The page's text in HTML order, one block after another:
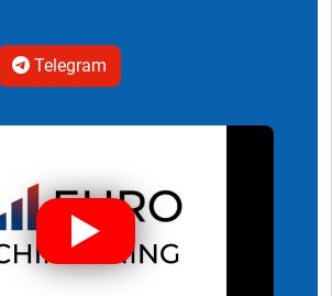
Telegram